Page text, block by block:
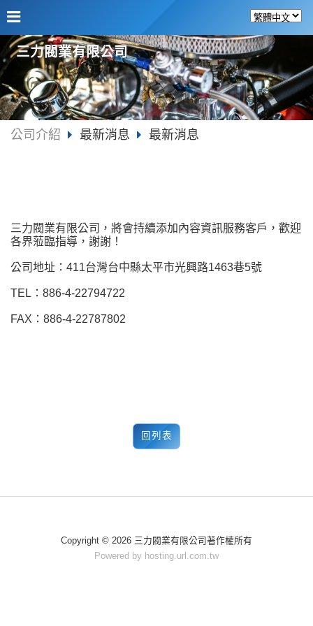
三力閥業有限公司
公司介紹 最新消息 最新消息
三力閥業有限公司，將會持續添加內容資訊服務客戶，歡迎
各界蒞臨指導，謝謝！
公司地址：411台灣台中縣太平市光興路1463巷5號
TEL：886-4-22794722
FAX：886-4-22787802
回列表
Copyright © 2026 三力閥業有限公司著作權所有
Powered by hosting.url.com.tw